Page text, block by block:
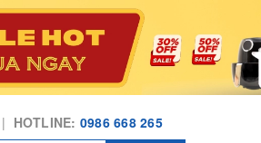
| HOTLINE: 0986 668 265